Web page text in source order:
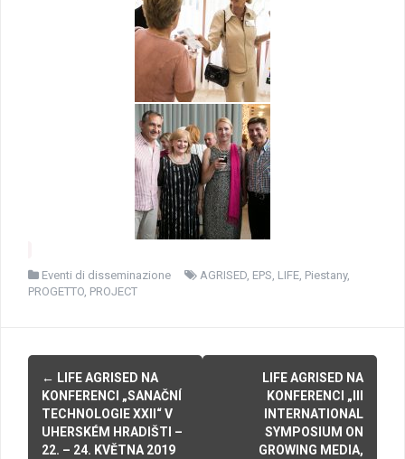
Eventi di disseminazione AGRISED EPS LIFE Piestany,
PROGETTO PROJECT
← LIFE AGRISED NA
KONFERENCI „SANAČNÍ
TECHNOLOGIE XXII“ V
UHERSKÉM HRADIŠTI –
22. – 24. KVĚTNA 2019
LIFE AGRISED NA
KONFERENCI „III
INTERNATIONAL
SYMPOSIUM ON
GROWING MEDIA,